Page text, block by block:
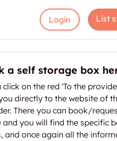
Login List
a self storage box
on the red 'To the
directly to the website of
There you can book/
and you will find the specific
and once again all the